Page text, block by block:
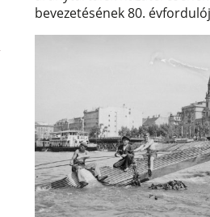
bevezetésének 80.